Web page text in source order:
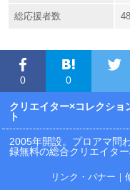
総応援者数
0 0
クリエイター×コレクショ
ト
2005年開設。プロアマ問
録無料の総合クリエイタ
リンク・バナー ｜